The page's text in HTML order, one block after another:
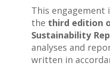
This engagement
the third edition
Sustainability
analyses and
written in